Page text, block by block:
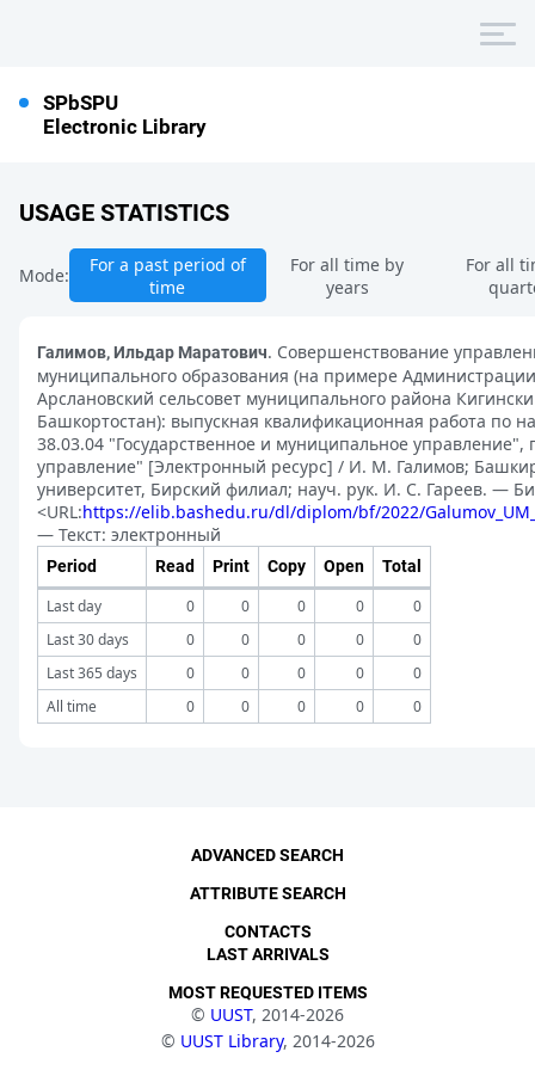
SPbSPU
Electronic Library
USAGE STATISTICS
Mode:
For a past period of
time
For all time by
years
For all
Галимов, Ильдар Маратович. Совершенствование
муниципального образования (на примере Администрации
Арслановский сельсовет муниципального района
Башкортостан): выпускная квалификационная работа по
38.03.04 "Государственное и муниципальное
управление" [Электронный ресурс] / И. М. Галимов;
университет, Бирский филиал; науч. рук. И. С. Гареев. —
<URL:https://elib.bashedu.ru/dl/diplom/bf/2022/
— Текст: электронный
Period Read Print Copy Open Total
Last day 0 0 0 0
0
Last 30 days
0 0 0 0
0
Last 365 days
0 0 0 0
0
All time
0 0 0 0 0
© UUST, 2014-2026
© UUST Library, 2014-2026
ADVANCED SEARCH
ATTRIBUTE SEARCH
CONTACTS
LAST ARRIVALS
MOST REQUESTED ITEMS